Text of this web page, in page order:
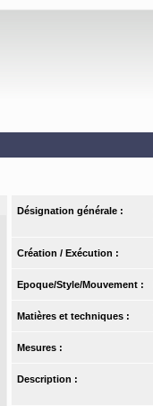
Désignation générale :
Création / Exécution :
Epoque/Style/Mouvement :
Matières et techniques :
Mesures :
Description :